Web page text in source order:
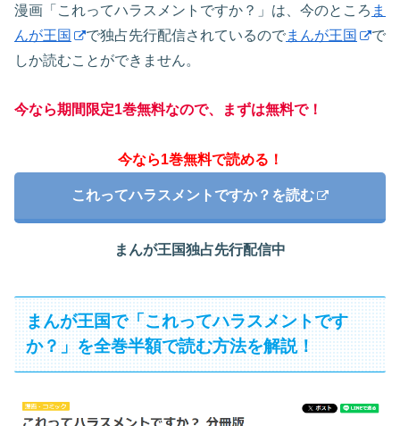
漫画「これってハラスメントですか？」は、今のところ ま
んが王国
で独占先行配信されているのでまんが王国
で
しか読むことができません。
今なら期間限定1巻無料なので、まずは無料で！
今なら1巻無料で読める！
これってハラスメントですか？を読む
まんが王国独占先行配信中
まんが王国で「これってハラスメントです
か？」を全巻半額で読む方法を解説！